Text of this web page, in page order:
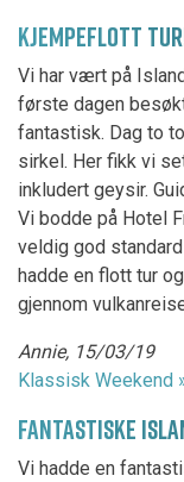
KJEMPEFLOTT
Vi har vært på
første dagen
fantastisk. Dag to
sirkel. Her fikk vi
inkludert geysir.
Vi bodde på Hotel
veldig god
hadde en flott tur
gjennom
Annie, 15/03/19
Klassisk Weekend
FANTASTISKE
Vi hadde en